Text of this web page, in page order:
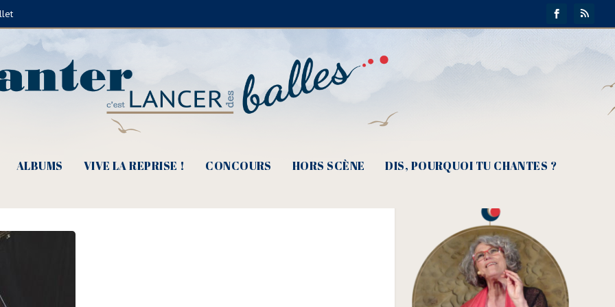
ALBUMS VIVE LA REPRISE ! CONCOURS HORS SCÈNE DIS, POURQUOI TU CHANTES ?
Jaudon – Dames Brunes – 2021